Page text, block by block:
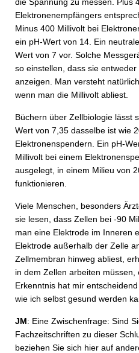
Elektronenempfängers
Minus 400 Millivolt bei
ein pH-Wert von 14. Ein
Wert von 7 vor. Solche
so einstellen, dass sie
anzeigen. Man versteht
wenn man die Millivolt abliest.
Büchern über Zellbiologie lässt
Wert von 7,35 dasselbe ist wie
Elektronenspendern. Ein pH-
Millivolt bei einem
ausgelegt, in einem Milieu von
funktionieren.
Viele Menschen, besonders
sie lesen, dass Zellen bei -90
man eine Elektrode im Inneren
Elektrode außerhalb der Zelle
Zellmembran hinweg abliest,
in dem Zellen arbeiten
Erkenntnis hat mir
wie ich selbst gesund werden
JM: Eine Zwischenfrage: Sind
Fachzeitschriften zu dieser
beziehen Sie sich hier auf